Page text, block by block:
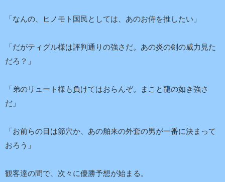
「なんの、ヒノモト国民としては、あのお侍を推したい」
「だがティグル様は評判通りの強さだ。あの炎の剣の威力見た
だろ？」
「弟のリュート様も負けてはおらんぞ。まこと龍の如き強さ
だ」
「お前らの目は節穴か、あの舶来の外套の男が一番に決まって
おろう」
観客達の間で、次々に優勝予想が始まる。